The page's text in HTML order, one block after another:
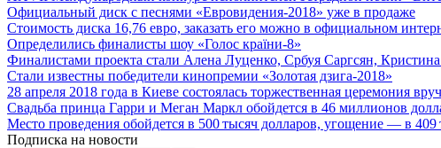
Официальный диск с песнями «Евровидения-2018» уже в продаже
Стоимость диска 16,76 евро, заказать его можно в официальном
Определились финалисты шоу «Голос країни-8»
Финалистами проекта стали Алена Луценко, Србуя Саргсян,
Стали известны победители кинопремии «Золотая дзига-2018»
28 апреля 2018 года в Киеве состоялась торжественная церемония
Свадьба принца Гарри и Меган Маркл обойдется в 46 миллионов
Место проведения обойдется в 500 тысяч долларов, угощение — в 409
Подписка на новости